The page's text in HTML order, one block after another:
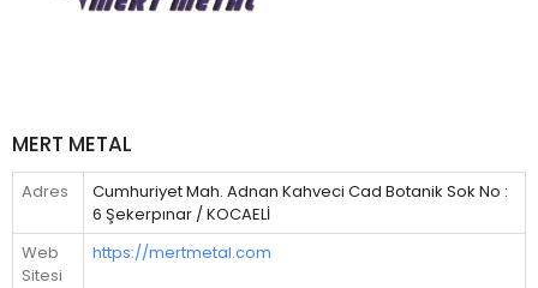
MERT METAL
Adres
Cumhuriyet Mah. Adnan Kahveci Cad Botanik Sok No :
6 Şekerpınar / KOCAELİ
Web
Sitesi
https://mertmetal.com